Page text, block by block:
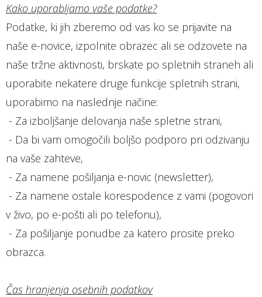
Kako uporabljamo vaše podatke?
Podatke, ki jih zberemo od vas ko se prijavite na
naše e-novice, izpolnite obrazec ali se odzovete na
naše tržne aktivnosti, brskate po spletnih straneh ali
uporabite nekatere druge funkcije spletnih strani,
uporabimo na naslednje načine:
- Za izboljšanje delovanja naše spletne strani,
- Da bi vam omogočili boljšo podporo pri odzivanju
na vaše zahteve,
- Za namene pošiljanja e-novic (newsletter),
- Za namene ostale korespodence z vami (pogovori
v živo, po e-pošti ali po telefonu),
- Za pošiljanje ponudbe za katero prosite preko
obrazca.
Čas hranjenja osebnih podatkov